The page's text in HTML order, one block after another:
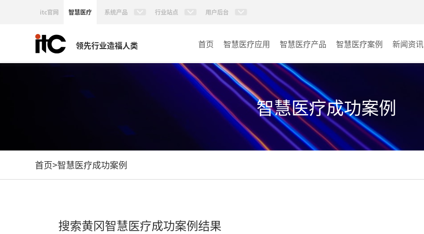
itc官网 智慧医疗 系统产品 行业站点 用户后台
领先行业造福人类 首页 智慧医疗应用 智慧医疗产品
病房视讯系统
AI智慧导医分诊系统
AI智慧手术对讲系统
AI智慧ICU探视系统
智慧医疗案例
门诊
会议室
其它
新闻资讯
智慧医疗成功案例
首页>智慧医疗成功案例
搜索黄冈智慧医疗成功案例结果